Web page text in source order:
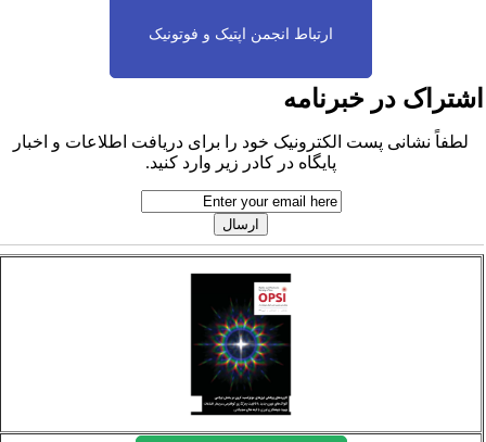
ارتباط انجمن اپتیک و فوتونیک
در خبرنامه
لطفاً نشانی پست الکترونیک خود را برای دریافت اطلاعات و اخبار
پایگاه در کادر زیر وارد کنید.